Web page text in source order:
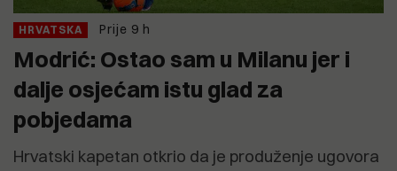
HRVATSKA Prije 9 h
Modrić: Ostao sam u Milanu jer i
dalje osjećam istu glad za
pobjedama
Hrvatski kapetan otkrio da je produženje ugovora